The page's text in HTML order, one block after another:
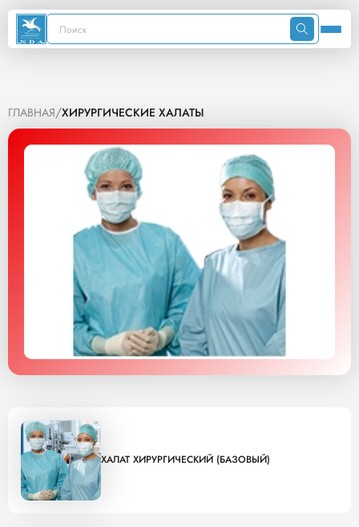
ГЛАВНАЯ/ХИРУРГИЧЕСКИЕ ХАЛАТЫ
ХАЛАТ ХИРУРГИЧЕСКИЙ (БАЗОВЫЙ)